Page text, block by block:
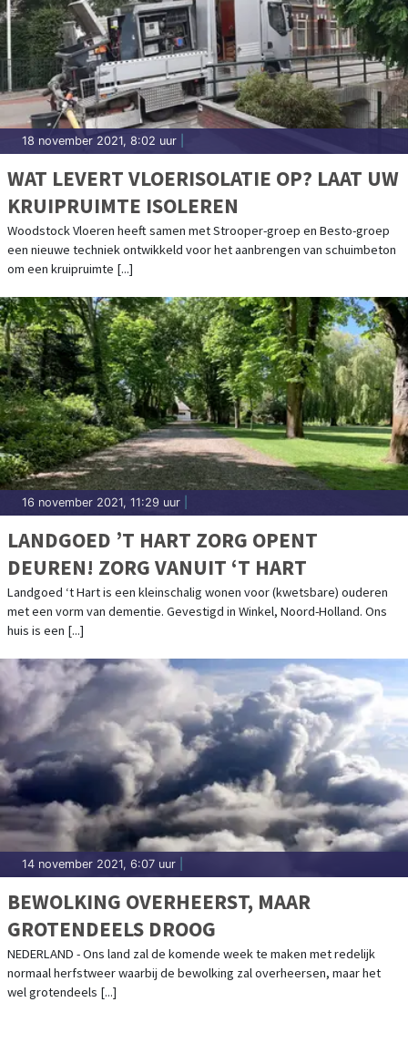
18 november 2021, 8:02 uur
WAT LEVERT VLOERISOLATIE OP? LAAT UW
KRUIPRUIMTE ISOLEREN
Woodstock Vloeren heeft samen met Strooper-groep en Besto-groep
een nieuwe techniek ontwikkeld voor het aanbrengen van schuimbeton
om een kruipruimte [...]
16 november 2021, 11:29 uur
LANDGOED ’T HART ZORG OPENT
DEUREN! ZORG VANUIT ‘T HART
Landgoed ‘t Hart is een kleinschalig wonen voor (kwetsbare) ouderen
met een vorm van dementie. Gevestigd in Winkel, Noord-Holland. Ons
huis is een [...]
14 november 2021, 6:07 uur
BEWOLKING OVERHEERST, MAAR
GROTENDEELS DROOG
NEDERLAND - Ons land zal de komende week te maken met redelijk
normaal herfstweer waarbij de bewolking zal overheersen, maar het
wel grotendeels [...]